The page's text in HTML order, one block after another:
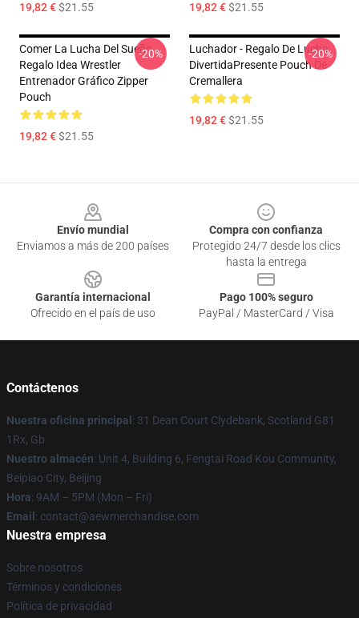
19,82 €$21.55 19,82 €$21.55
Comer La Lucha Del Sueño
Regalo Idea Wrestler
Entrenador Gráfico Zipper
Pouch
19,82 €$21.55
-20%
Luchador - Regalo De Lucha
DivertidaPresente Pouch De
Cremallera
19,82 €$21.55
-20%
Envío mundial
Enviamos a más de 200 países
Compra con confianza
Protegido 24/7 desde los clics
hasta la entrega
Garantía internacional
Ofrecido en el país de uso
Pago 100% seguro
PayPal / MasterCard / Visa
Contáctenos
Nuestra oficina principal : 31 Dean Court Clydebank, Scotland G81
1Rx, Gb
Nuestro almacén: Unit 4, Building 6, Fengtai Road Kou Community,
Beipiao City, Beijing
Hora: 9AM – 5PM (Mon – Fri)
Email : contact@aewmerchandise.com
Nuestra empresa
Sobre nosotros
Términos y condiciones
Política de privacidad